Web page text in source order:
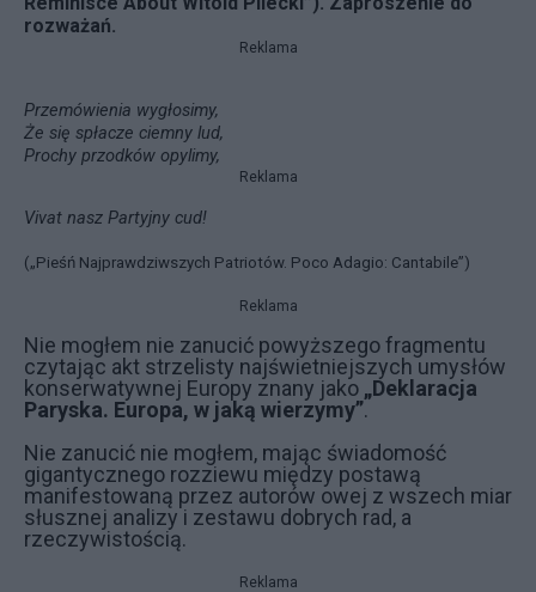
rozważań.
Reklama
Przemówienia wygłosimy,
Że się spłacze ciemny lud,
Prochy przodków opylimy,
Reklama
Vivat nasz Partyjny cud!
(„Pieśń Najprawdziwszych Patriotów. Poco Adagio: Cantabile”)
Reklama
Nie mogłem nie zanucić powyższego fragmentu
czytając akt strzelisty najświetniejszych umysłów
konserwatywnej Europy znany jako „Deklaracja
Paryska. Europa, w jaką wierzymy”.
Nie zanucić nie mogłem, mając świadomość
gigantycznego rozziewu między postawą
manifestowaną przez autorów owej z wszech miar
słusznej analizy i zestawu dobrych rad, a
rzeczywistością.
Reklama